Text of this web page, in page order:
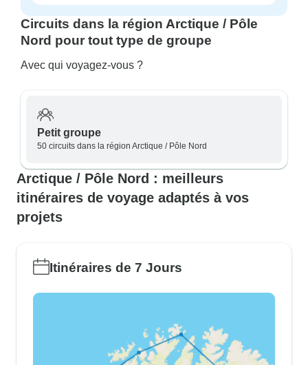
Circuits dans la région Arctique / Pôle
Nord pour tout type de groupe
Avec qui voyagez-vous ?
Petit groupe
50 circuits dans la région Arctique / Pôle Nord
Arctique / Pôle Nord : meilleurs
itinéraires de voyage adaptés à vos
projets
Itinéraires de 7 Jours